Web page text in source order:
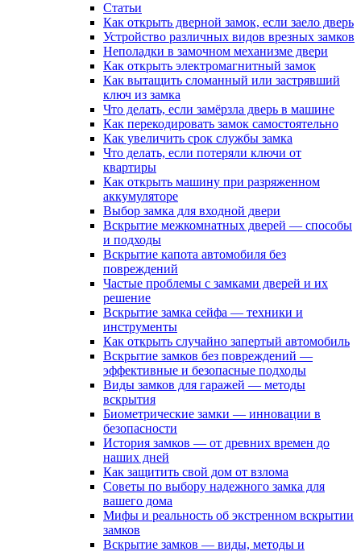
Статьи
Как открыть дверной замок, если заело дверь
Устройство различных видов врезных замков
Неполадки в замочном механизме двери
Как открыть электромагнитный замок
Как вытащить сломанный или застрявший
ключ из замка
Что делать, если замёрзла дверь в машине
Как перекодировать замок самостоятельно
Как увеличить срок службы замка
Что делать, если потеряли ключи от
квартиры
Как открыть машину при разряженном
аккумуляторе
Выбор замка для входной двери
Вскрытие межкомнатных дверей — способы
и подходы
Вскрытие капота автомобиля без
повреждений
Частые проблемы с замками дверей и их
решение
Вскрытие замка сейфа — техники и
инструменты
Как открыть случайно запертый автомобиль
Вскрытие замков без повреждений —
эффективные и безопасные подходы
Виды замков для гаражей — методы
вскрытия
Биометрические замки — инновации в
безопасности
История замков — от древних времен до
наших дней
Как защитить свой дом от взлома
Советы по выбору надежного замка для
вашего дома
Мифы и реальность об экстренном вскрытии
замков
Вскрытие замков — виды, методы и